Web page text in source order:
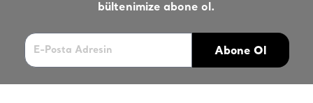
bültenimize abone ol.
Abone Ol